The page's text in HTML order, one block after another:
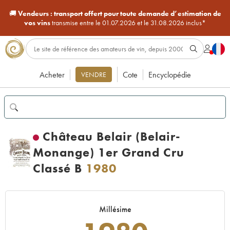
🚚Vendeurs : transport offert pour toute demande d’estimation de
vos vinstransmise entre le 01.07.2026 et le 31.08.2026 inclus*
Acheter VENDRE Cote Encyclopédie
Château Belair (Belair-
Monange) 1er Grand Cru
Classé B 1980
Millésime